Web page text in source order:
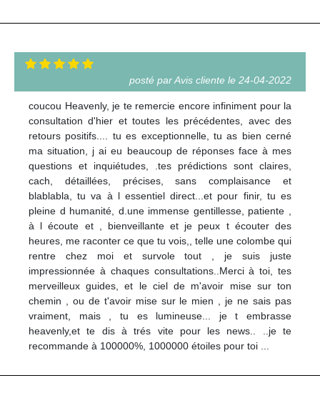
posté par Avis cliente le 24-04-2022
coucou Heavenly, je te remercie encore infiniment pour la
consultation d'hier et toutes les précédentes, avec des
retours positifs.... tu es exceptionnelle, tu as bien cerné
ma situation, j ai eu beaucoup de réponses face à mes
questions et inquiétudes, .tes prédictions sont claires,
cach, détaillées, précises, sans complaisance et
blablabla, tu va à l essentiel direct...et pour finir, tu es
pleine d humanité, d.une immense gentillesse, patiente ,
à l écoute et , bienveillante et je peux t écouter des
heures, me raconter ce que tu vois,, telle une colombe qui
rentre chez moi et survole tout , je suis juste
impressionnée à chaques consultations..Merci à toi, tes
merveilleux guides, et le ciel de m'avoir mise sur ton
chemin , ou de t'avoir mise sur le mien , je ne sais pas
vraiment, mais , tu es lumineuse... je t embrasse
heavenly,et te dis à trés vite pour les news.. ..je te
recommande à 100000%, 1000000 étoiles pour toi ...